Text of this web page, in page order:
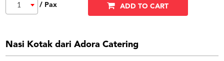
1 / Pax ADD TO CART
Nasi Kotak dari Adora Catering